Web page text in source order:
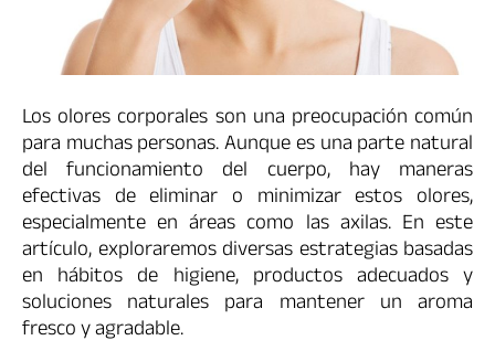
Los olores corporales son una preocupación común
para muchas personas. Aunque es una parte natural
del funcionamiento del cuerpo, hay maneras
efectivas de eliminar o minimizar estos olores,
especialmente en áreas como las axilas. En este
artículo, exploraremos diversas estrategias basadas
en hábitos de higiene, productos adecuados y
soluciones naturales para mantener un aroma
fresco y agradable.